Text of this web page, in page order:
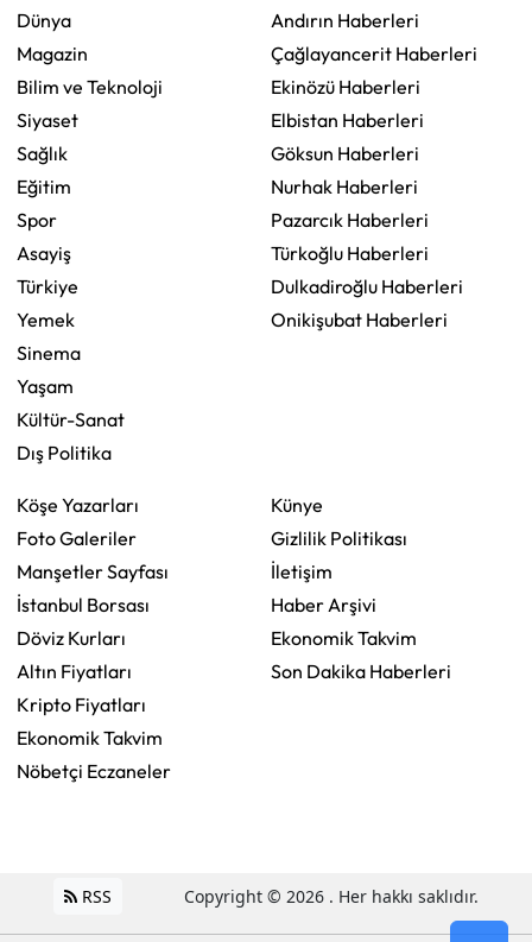
Dünya
Magazin
Bilim ve Teknoloji
Siyaset
Sağlık
Eğitim
Spor
Asayiş
Türkiye
Yemek
Sinema
Yaşam
Kültür-Sanat
Dış Politika
Andırın Haberleri
Çağlayancerit Haberleri
Ekinözü Haberleri
Elbistan Haberleri
Göksun Haberleri
Nurhak Haberleri
Pazarcık Haberleri
Türkoğlu Haberleri
Dulkadiroğlu Haberleri
Onikişubat Haberleri
Köşe Yazarları
Foto Galeriler
Manşetler Sayfası
İstanbul Borsası
Döviz Kurları
Altın Fiyatları
Kripto Fiyatları
Ekonomik Takvim
Nöbetçi Eczaneler
Künye
Gizlilik Politikası
İletişim
Haber Arşivi
Ekonomik Takvim
Son Dakika Haberleri
RSS Copyright © 2026 . Her hakkı saklıdır.